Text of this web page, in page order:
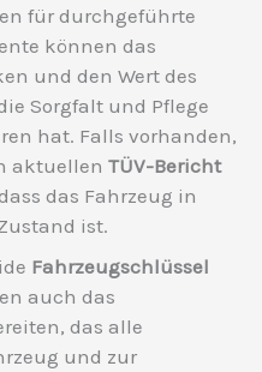
für durchgeführte
können das
und den Wert des
Sorgfalt und Pflege
hat. Falls vorhanden,
aktuellen TÜV-Bericht
das Fahrzeug in
ist.
Fahrzeugschlüssel
auch das
das alle
und zur